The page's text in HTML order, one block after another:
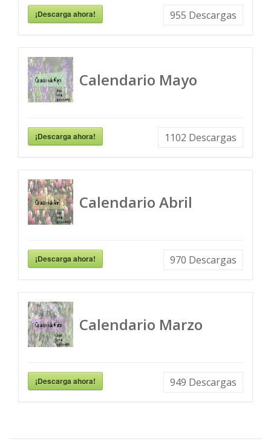
¡Descarga ahora! 955 Descargas
Calendario Mayo
¡Descarga ahora! 1102 Descargas
Calendario Abril
¡Descarga ahora! 970 Descargas
Calendario Marzo
¡Descarga ahora! 949 Descargas